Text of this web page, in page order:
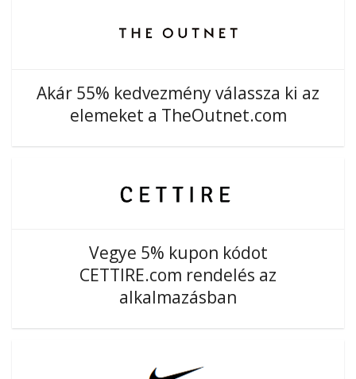
Akár 55% kedvezmény válassza ki az
elemeket a TheOutnet.com
Vegye 5% kupon kódot
CETTIRE.com rendelés az
alkalmazásban